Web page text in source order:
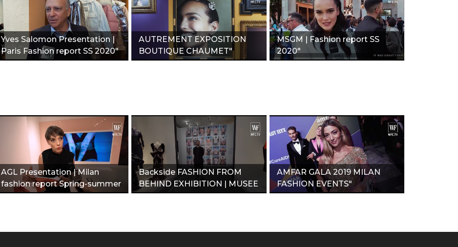
Yves Salomon Presentation |
Paris Fashion report SS 2020"
AUTREMENT EXPOSITION
BOUTIQUE CHAUMET"
MSGM | Fashion report SS
2020"
AGL Presentation | Milan
fashion report Spring-summer
2020"
Backside FASHION FROM
BEHIND EXHIBITION | MUSEE
BOURDELLE"
AMFAR GALA 2019 MILAN
FASHION EVENTS"